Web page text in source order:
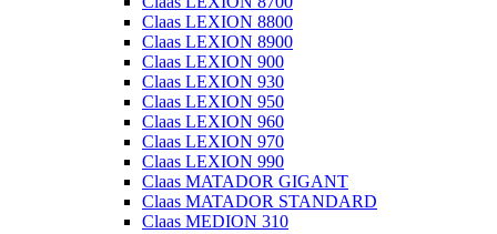
Claas LEXION 8800
Claas LEXION 8900
Claas LEXION 900
Claas LEXION 930
Claas LEXION 950
Claas LEXION 960
Claas LEXION 970
Claas LEXION 990
Claas MATADOR GIGANT
Claas MATADOR STANDARD
Claas MEDION 310